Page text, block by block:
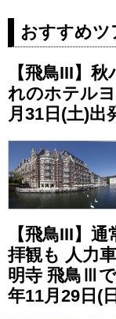
おすすめツ
【飛鳥III】
れのホテル
月31日(土)出
【飛鳥III】
拝観も 人力
明寺 飛鳥Ⅲ
年11月29日(